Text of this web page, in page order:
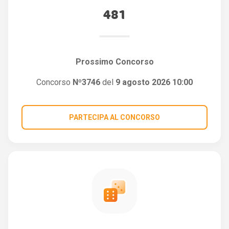
481
Prossimo Concorso
Concorso Nº3746 del 9 agosto 2026 10:00
PARTECIPA AL CONCORSO